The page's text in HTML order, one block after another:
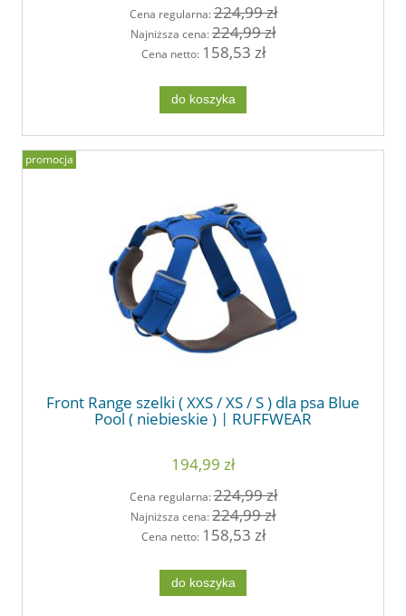
Cena regularna:224,99 zł
Najniższa cena:224,99 zł
Cena netto: 158,53 zł
do koszyka
Front Range szelki ( XXS / XS / S ) dla psa Blue
Pool ( niebieskie ) | RUFFWEAR
194,99 zł
Cena regularna:224,99 zł
Najniższa cena:224,99 zł
Cena netto: 158,53 zł
do koszyka
promocja